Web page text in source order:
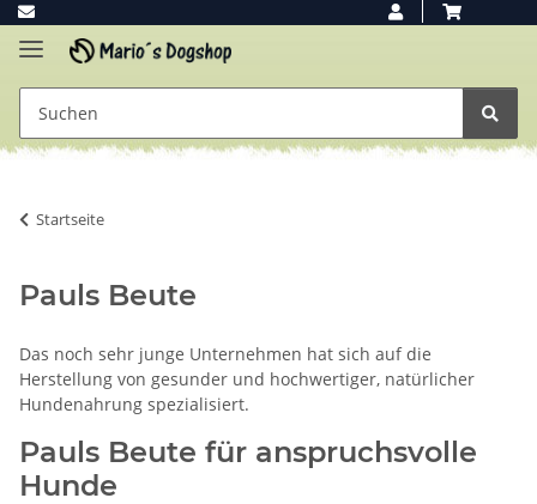
Startseite
Pauls Beute
Das noch sehr junge Unternehmen hat sich auf die
Herstellung von gesunder und hochwertiger, natürlicher
Hundenahrung spezialisiert.
Pauls Beute für anspruchsvolle
Hunde